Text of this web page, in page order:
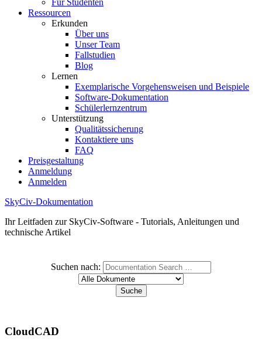
Für Studenten
Ressourcen
Erkunden
Über uns
Unser Team
Fallstudien
Blog
Lernen
Exemplarische Vorgehensweisen und Beispiele
Software-Dokumentation
Schülerlernzentrum
Unterstützung
Qualitätssicherung
Kontaktiere uns
FAQ
Preisgestaltung
Anmeldung
Anmelden
SkyCiv-Dokumentation
Ihr Leitfaden zur SkyCiv-Software - Tutorials, Anleitungen und
technische Artikel
Suchen nach:
CloudCAD